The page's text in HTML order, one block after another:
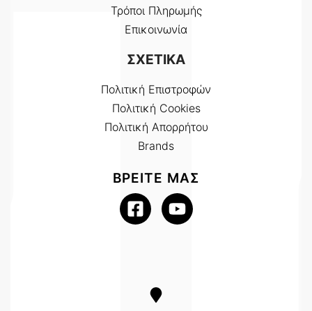
Τρόποι Πληρωμής
Επικοινωνία
ΣΧΕΤΙΚΑ
Πολιτική Επιστροφών
Πολιτική Cookies
Πολιτική Απορρήτου
Brands
ΒΡΕΙΤΕ ΜΑΣ